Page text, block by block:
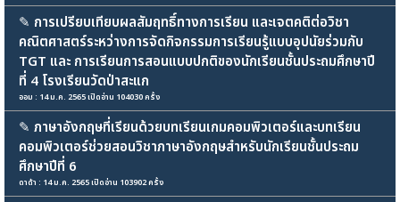
✎ การเปรียบเทียบผลสัมฤทธิ์ทางการเรียน และเจตคติต่อวิชา
คณิตศาสตร์ระหว่างการจัดกิจกรรมการเรียนรู้แบบอุปนัยร่วมกับ
TGT และ การเรียนการสอนแบบปกติของนักเรียนชั้นประถมศึกษาปี
ที่ 4 โรงเรียนวัดป่าสะแก
ออม : 14 ม.ค. 2565 เปิดอ่าน 104030 ครั้ง
✎ ภาษาอังกฤษที่เรียนด้วยบทเรียนเกมคอมพิวเตอร์และบทเรียน
คอมพิวเตอร์ช่วยสอนวิชาภาษาอังกฤษสำหรับนักเรียนชั้นประถม
ศึกษาปีที่ 6
ดาด้า : 14 ม.ค. 2565 เปิดอ่าน 103902 ครั้ง